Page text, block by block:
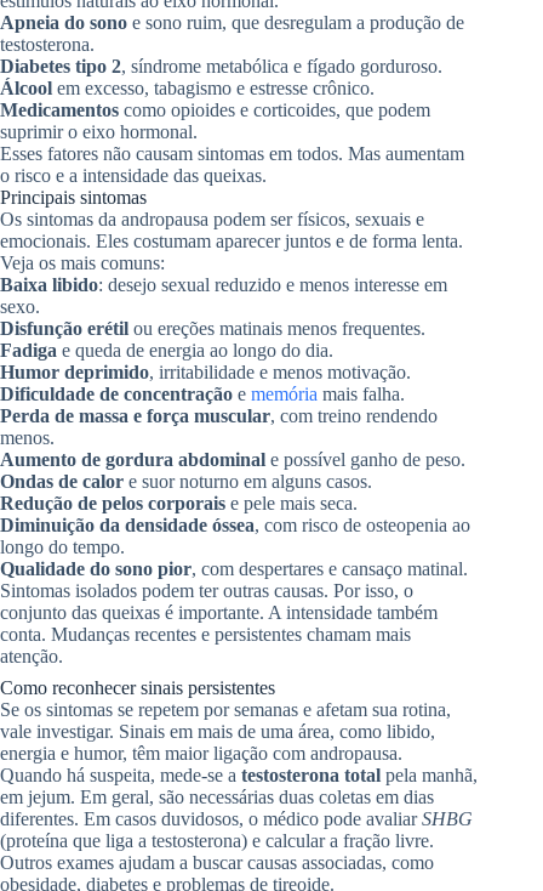
Apneia do sono e sono ruim, que desregulam a produção de
testosterona.
Diabetes tipo 2, síndrome metabólica e fígado gorduroso.
Álcool em excesso, tabagismo e estresse crônico.
Medicamentos como opioides e corticoides, que podem
suprimir o eixo hormonal.
Esses fatores não causam sintomas em todos. Mas aumentam
o risco e a intensidade das queixas.
Principais sintomas
Os sintomas da andropausa podem ser físicos, sexuais e
emocionais. Eles costumam aparecer juntos e de forma lenta.
Veja os mais comuns:
Baixa libido: desejo sexual reduzido e menos interesse em
sexo.
Disfunção erétil ou ereções matinais menos frequentes.
Fadiga e queda de energia ao longo do dia.
Humor deprimido, irritabilidade e menos motivação.
Dificuldade de concentração e memória mais falha.
Perda de massa e força muscular, com treino rendendo
menos.
Aumento de gordura abdominal e possível ganho de peso.
Ondas de calor e suor noturno em alguns casos.
Redução de pelos corporais e pele mais seca.
Diminuição da densidade óssea, com risco de osteopenia ao
longo do tempo.
Qualidade do sono pior, com despertares e cansaço matinal.
Sintomas isolados podem ter outras causas. Por isso, o
conjunto das queixas é importante. A intensidade também
conta. Mudanças recentes e persistentes chamam mais
atenção.
Como reconhecer sinais persistentes
Se os sintomas se repetem por semanas e afetam sua rotina,
vale investigar. Sinais em mais de uma área, como libido,
energia e humor, têm maior ligação com andropausa.
Quando há suspeita, mede-se a testosterona total pela manhã,
em jejum. Em geral, são necessárias duas coletas em dias
diferentes. Em casos duvidosos, o médico pode avaliarSHBG
(proteína que liga a testosterona) e calcular a fração livre.
Outros exames ajudam a buscar causas associadas, como
obesidade, diabetes e problemas de tireoide.